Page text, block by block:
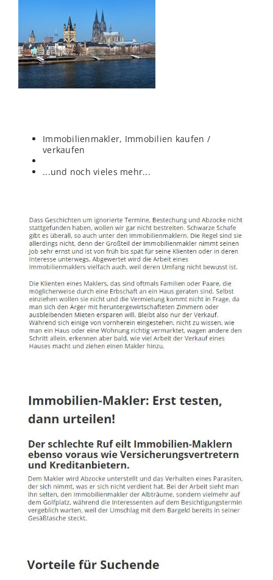
Immobilienmakler, Immobilien kaufen /
verkaufen
...und noch vieles mehr...